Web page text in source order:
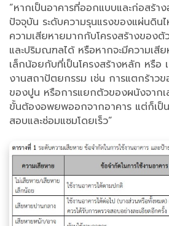
“หากเป็นอาคารที่ออกแบบและก่อสร้า
ปัจจุบัน ระดับความรุนแรงของแผ่นดินไ
ความเสียหายมากกับโครงสร้างของตั
และปริมณฑลได้ หรือหากจะมีความเสี
เล็กน้อยกับที่เป็นโครงสร้างหลัก หรือ
งานสถาปัตยกรรม เช่น การแตกร้าว
ของปูน หรือการแยกตัวของผนังจาก
ขั้นต้องอพยพออกจากอาคาร แต่ก็เป็
สอบและซ่อมแซมโดยเร็ว”